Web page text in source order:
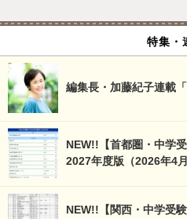
特集・
編集長・加藤紀子連載
NEW!!【首都圏・中学
2027年度版（2026年4月
NEW!!【関西・中学受